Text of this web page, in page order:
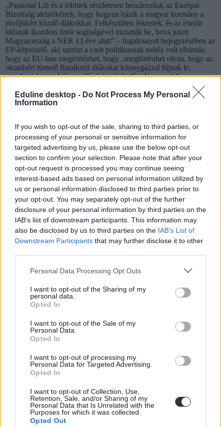
Eduline desktop - Do Not Process My Personal
Information
If you wish to opt-out of the sale, sharing to third parties, or
processing of your personal or sensitive information for
targeted advertising by us, please use the below opt-out
section to confirm your selection. Please note that after your
opt-out request is processed you may continue seeing
interest-based ads based on personal information utilized by
us or personal information disclosed to third parties prior to
your opt-out. You may separately opt-out of the further
disclosure of your personal information by third parties on the
IAB’s list of downstream participants. This information may
also be disclosed by us to third parties on the IAB’s List of
Downstream Participants that may further disclose it to other
Personal Data Processing Opt Outs
I want to opt-out of the Sharing of my
personal data.
Opted In
I want to opt-out of the Sale of my
Personal Data.
Opted In
I want to opt-out of processing my
Personal Data for Targeted Advertising.
Opted In
I want to opt-out of Collection, Use,
Retention, Sale, and/or Sharing of my
Personal Data that Is Unrelated with the
Purposes for which it was collected.
Opted Out
„Pankotai Lili és a többiek részletesen beszámoltak az Európai
Bizottság alelnökének, hogy hogyan bánik a magyar kormány a
jövőjükért küzdő diákokkal. Felkészülten érkeztek, és az elmúlt
időszak ikonikus fotói segítségével mutatták be, hova jutott
Magyarország a NER 13 éve alatt” – fogalmazott bejegyzésében az
EP-képviselő, aki szerint a cseh politikusnak nehéz volt elhinnie,
hogy az EU-ban megtörténhet, hogy „megtörténhet olyan, hogy az
oktatásért tüntető fiatalkorú diákokat könnygázzal fújnak le,
gumibottal vernek és rendőrségi intézkedés alá vonnak”.
Egyeztetések
egyeztetést a parlamenti frakciókkal, ahol azonban a szakértői
delegáltként meghívott érdekképviseletek nem kaptak szót. Őket
ezután meghívták külön, de a rövid határidő mellettcsak hárman
voltak jelen. A civilek ezután újabb egyeztetésre hívták a tárcát és
annak vezetőjét. Megkérdeztük a BM sajtóosztályát, elfogadják-e
ezt a meghívást. Ám erre nem kaptunk egyértelmű választ, csupán
azt írták, hogy
„az új pedagógus életpálya törvényjavaslatról három
hónapja tart a szakmai egyeztetés, a belügyminiszter
személyesen is egyeztetett a parlamenti pártokkal, a
köznevelési államtitkár a szakmai és az érdekképviseleti
szervezetekkel”.
amelyeknek a módosításáról már megegyeztek, még nem kapták
meg a jogállástervezet összeszerkesztett változatát. Erről a tárca
kérdésünkre azt írta: „a törvényjavaslat benyújtását követően -
értelemszerűen egybeszerkesztve - hozzáférhető lesz minden
érdeklődő számára, további vitájára az Országgyűlésben lesz
(Kiemelt képünk: Veres Viktor / hvg.hu)